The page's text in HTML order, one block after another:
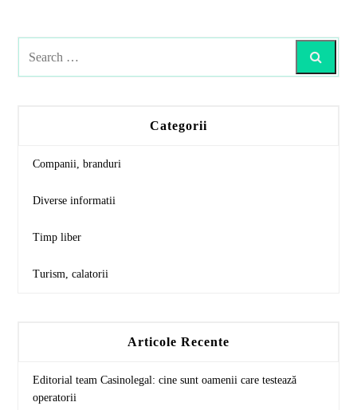
navigation
Categorii
Companii, branduri
Diverse informatii
Timp liber
Turism, calatorii
Articole Recente
Editorial team Casinolegal: cine sunt oamenii care testează
operatorii